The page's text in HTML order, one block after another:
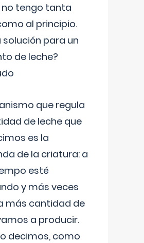
tengo tanta
al principio.
solución para un
de leche?
que regula
de leche que
es la
de la criatura: a
esté
y más veces
más cantidad de
a producir.
decimos, como